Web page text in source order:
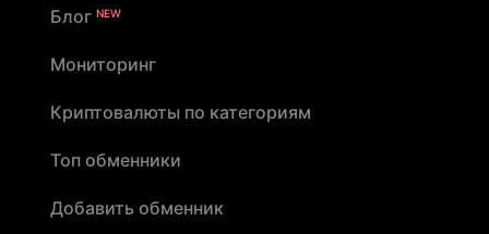
Блог NEW
Мониторинг
Криптовалюты по категориям
Топ обменники
Добавить обменник